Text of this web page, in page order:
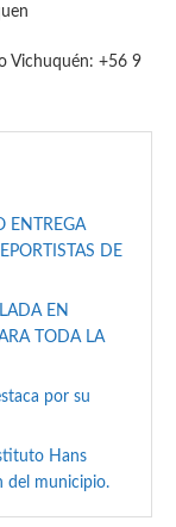
Vichuquén: +56 9
ENTREGA
DE
EN
TODA LA
por su
Hans
del municipio.